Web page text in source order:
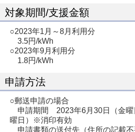
対象期間/支援金額
○2023年1月～8月利用分
3.5円/kWh
○2023年9月利用分
1.8円/kWh
申請方法
○郵送申請の場合
申請期間 2023年6月30日（金曜
曜日）※消印有効
申請書類の送付先（住所の記載